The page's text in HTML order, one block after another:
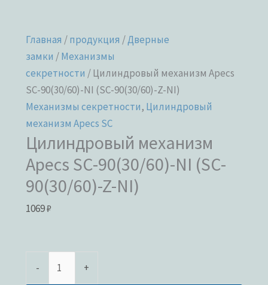
Главная /продукция /Дверные
замки /Механизмы
секретности / Цилиндровый механизм Apecs
SC-90(30/60)-NI (SC-90(30/60)-Z-NI)
Механизмы секретности, Цилиндровый
механизм Apecs SC
Цилиндровый механизм
Apecs SC-90(30/60)-NI (SC-
90(30/60)-Z-NI)
1069₽
- +